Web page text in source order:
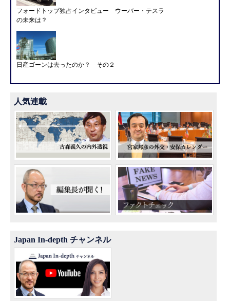
フォードトップ独占インタビュー ウーバー・テスラ
の未来は？
日産ゴーンは去ったのか？ その２
人気連載
Japan In-depth チャンネル